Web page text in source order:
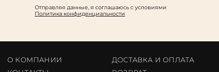
Отправляя данные, я соглашаюсь c условиями
Политика конфиденциальности
О КОМПАНИИ
ДОСТАВКА И ОПЛАТА